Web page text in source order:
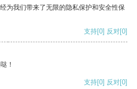
为我们带来了无限的隐私保护和安全性保
支持[0] 反对[0]
！
支持[0] 反对[0]